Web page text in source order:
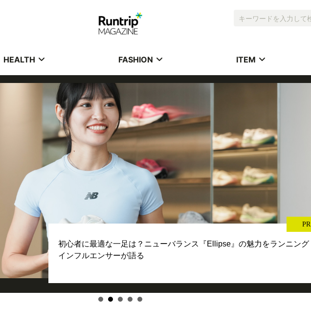
HEALTH FASHION ITEM
PR
初心者に最適な一足は？ニューバランス『Ellipse』の魅力をランニング
インフルエンサーが語る